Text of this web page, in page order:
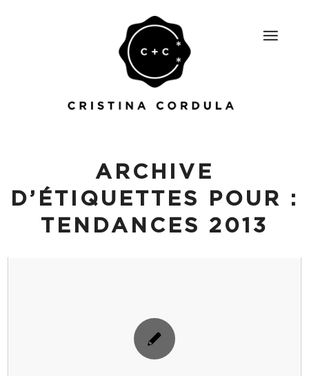
ARCHIVE
D’ÉTIQUETTES POUR :
TENDANCES 2013